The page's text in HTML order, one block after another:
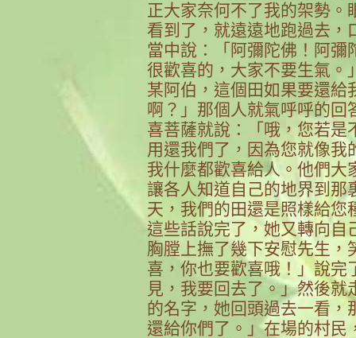
正大家奈何不了我的架勢。
看到了，就遠遠地跑過去，
當中說：「阿彌陀佛！阿彌
很歡喜的，大家不要生氣。
某阿伯，這個田如果要還給
啊？」那個人就氣呼呼的回
喜菩薩就說：「哦，您若是
用還我們了，因為您就像我
我什麼都歡喜給人。他們大
讓各人知道自己的地界到那
天，我們的田還是照樣給您
這些話說完了，她又轉向自
胸膛上撫了幾下安慰先生，
喜，你也要歡喜哦！」說完
見，我要回去了。」然後
的名字，她回頭過去一看，
還給你們了。」在場的村民